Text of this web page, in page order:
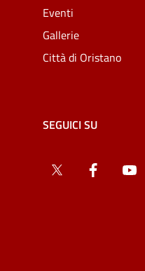
Eventi
Gallerie
Città di Oristano
SEGUICI SU
Twitter Facebook